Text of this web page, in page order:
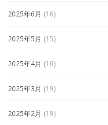
2025年6月 (16)
2025年5月 (15)
2025年4月 (16)
2025年3月 (19)
2025年2月 (19)